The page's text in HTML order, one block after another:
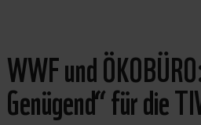
WWF und
Genügend“ für die